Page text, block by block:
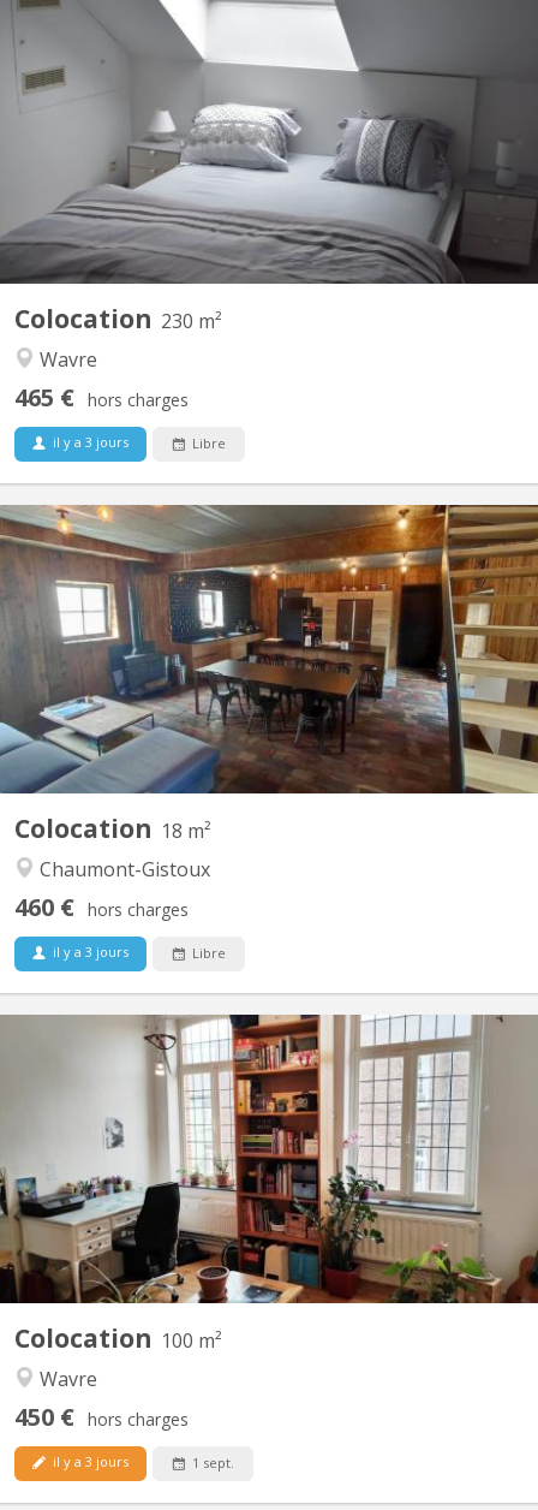
Colocation 230 m²
Wavre
465 € hors charges
il y a 3 jours Libre
maison bourgeoise 3 niveaux : au rez le propriétaire colocataire,
au 1er et 2ème colocataires étudiants 230 m2 à disposition!! , 4
ch au 1er, 2 salles de bain , une salle de douche , 2 wc, au 2 ème
, 3 chambres 1 salle de douche wc et lavabo, un Grand, d living 2
grands canapés 2 fauteuils pour...
Colocation 18 m²
Chaumont-Gistoux
460 € hors charges
il y a 3 jours Libre
KV 1961
A 10 minutes de LLN, 5 minutes du Domaine du Blé, 10 minutes
de Wavre : Magnifique maison en colocation comprenant 4
chambres, de grands espaces communs dont un salon de jeux,
une buanderie, une cuisine super équipée, un jardin et une très
grande terrasse dans un environnement verdoyant....
Colocation 100 m²
Wavre
450 € hors charges
il y a 3 jours 1 sept.
KV 1374
Maison indépendante avec 4 belles chambres (3x20m2 +
1x12m2) à louer pour étudiant(e)s, au calme avec jardin.
Uniquement bail 12 mois 01/09/2026 - 31/08/2027 Pas de
domiciliation possible Pas d'animal Reste 1 chambres libre
Planchers en bois, chambres lumineuses. Cour intérieure, jardin
100m2,...